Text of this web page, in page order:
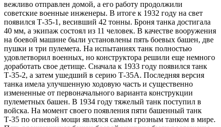
вежливо отправлен домой, а его работу продолжили
советские военные инженеры. В итоге к 1932 году на свет
появился Т-35-1, весивший 42 тонны. Броня танка достигала
40 мм, а экипаж состоял из 11 человек. В качестве вооружения
на боевой машине были установлены пять боевых башен, две
пушки и три пулемета. На испытаниях танк полностью
удовлетворил военных, но конструктора решили еще немного
доработать свое детище. Сначала к 1933 году появился танк
Т-35-2, а затем ушедший в серию Т-35А. Последняя версия
танка имела улучшенную ходовую часть и существенно
измененные от первоначального варианта конструкции
пулеметных башен. В 1934 году тяжелый танк поступил в
войска. На момент своего появления пяти башенный танк
Т-35 по огневой мощи являлся самым грозным танком в мире.